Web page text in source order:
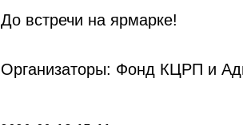
До встречи на ярмарке!
Организаторы: Фонд КЦРП и